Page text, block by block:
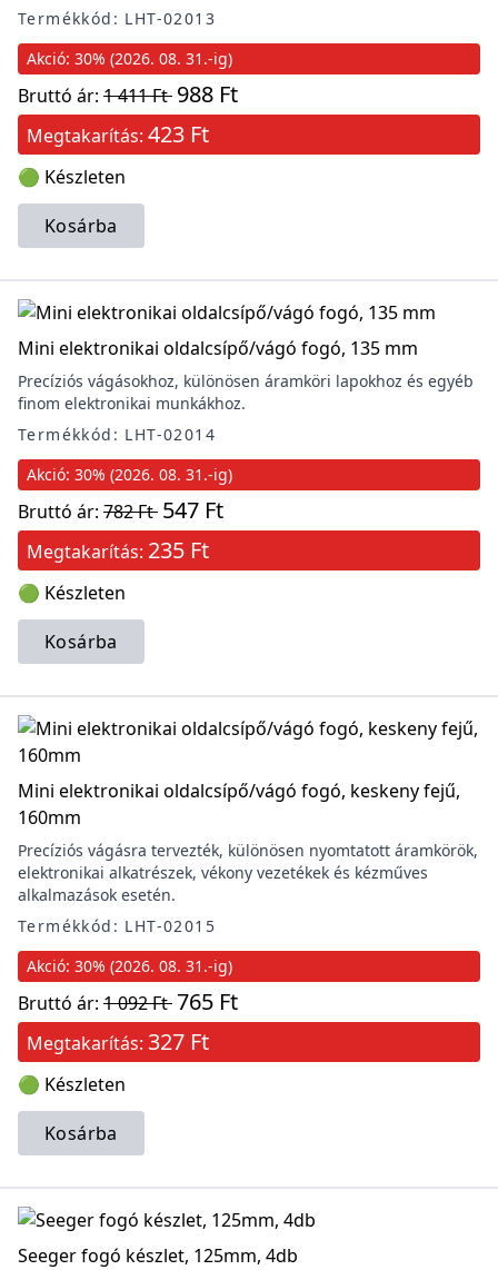
Termékkód: LHT-02013
Akció: 30% (2026. 08. 31.-ig)
Bruttó ár: 1 411 Ft 988 Ft
Megtakarítás: 423 Ft
🟢 Készleten
Kosárba
Mini elektronikai oldalcsípő/vágó fogó, 135 mm
Precíziós vágásokhoz, különösen áramköri lapokhoz és egyéb
finom elektronikai munkákhoz.
Termékkód: LHT-02014
Akció: 30% (2026. 08. 31.-ig)
Bruttó ár: 782 Ft 547 Ft
Megtakarítás: 235 Ft
🟢 Készleten
Kosárba
Mini elektronikai oldalcsípő/vágó fogó, keskeny fejű,
160mm
Precíziós vágásra tervezték, különösen nyomtatott áramkörök,
elektronikai alkatrészek, vékony vezetékek és kézműves
alkalmazások esetén.
Termékkód: LHT-02015
Akció: 30% (2026. 08. 31.-ig)
Bruttó ár: 1 092 Ft765 Ft
Megtakarítás: 327 Ft
🟢 Készleten
Kosárba
Seeger fogó készlet, 125mm, 4db